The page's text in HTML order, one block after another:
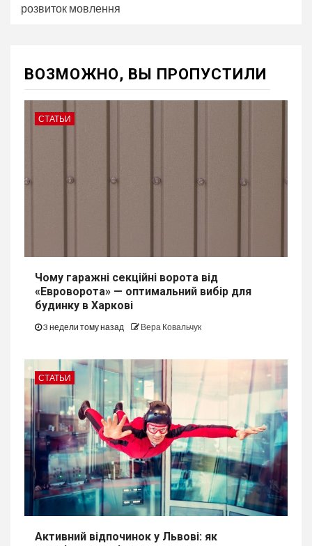
розвиток мовлення
ВОЗМОЖНО, ВЫ ПРОПУСТИЛИ
СТАТЬИ
Чому гаражні секційні ворота від
«Евроворота» — оптимальний вибір для
будинку в Харкові
3 недели тому назад Вера Ковальчук
СТАТЬИ
Активний відпочинок у Львові: як